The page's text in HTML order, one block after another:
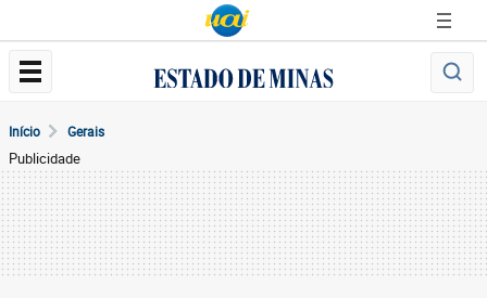
Início Gerais
Publicidade